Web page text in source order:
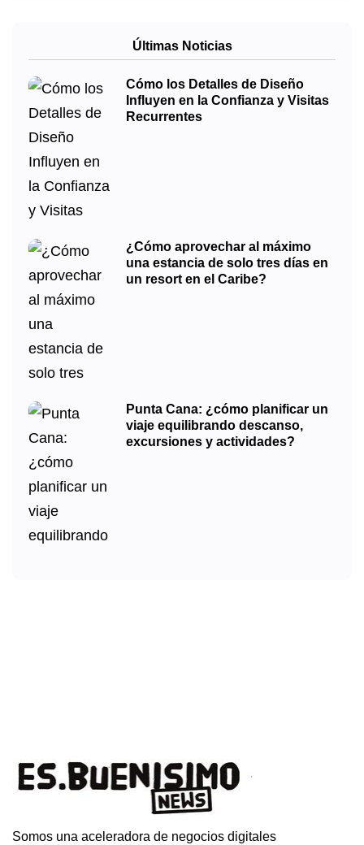
Últimas Noticias
Cómo los Detalles de Diseño
Influyen en la Confianza y Visitas
Recurrentes
¿Cómo aprovechar al máximo
una estancia de solo tres días en
un resort en el Caribe?
Punta Cana: ¿cómo planificar un
viaje equilibrando descanso,
excursiones y actividades?
Somos una aceleradora de negocios digitales